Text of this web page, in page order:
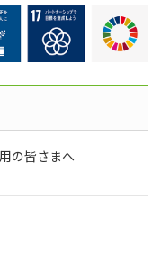
の皆さまへ